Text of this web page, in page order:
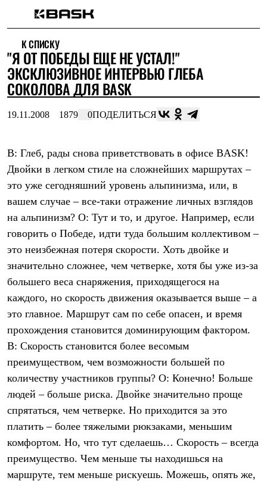
Интернет-магазин
Мужская одежда
Утепленная пухом
Куртки
Брюки
Комбинезоны
Штормовая одежда
Куртки
Софтшелл одежда
Куртки
Брюки
Куртки
Брюки
Термобелье
Теплое термобелье
Легкое термобелье
Лёгкая одежда
Футболки
Рубашки
Толстовки
Брюки
Женская одежда
Утепленная пухом
Куртки
Брюки
Жилеты
Утепленная синтетикой
Брюки
Штормовая одежда
К СПИСКУ
"Я ОТ ПОБЕДЫ ЕЩЕ НЕ УСТАЛ!"
ЭКСКЛЮЗИВНОЕ ИНТЕРВЬЮ ГЛЕБА
СОКОЛОВА ДЛЯ BASK
19.11.2008 1879 0ПОДЕЛИТЬСЯ
В: Глеб, рады снова приветствовать в офисе BASK!
Двойки в легком стиле на сложнейших маршрутах –
это уже сегодняшний уровень альпинизма, или, в
вашем случае – все-таки отражение личных взглядов
на альпинизм? О: Тут и то, и другое. Например, если
говорить о Победе, идти туда большим коллективом –
это неизбежная потеря скорости. Хоть двойке и
значительно сложнее, чем четверке, хотя бы уже из-за
большего веса снаряжения, приходящегося на
каждого, но скорость движения оказывается выше – а
это главное. Маршрут сам по себе опасен, и время
прохождения становится доминирующим фактором.
В: Скорость становится более весомым
преимуществом, чем возможности большей по
количеству участников группы? О: Конечно! Больше
людей – больше риска. Двойке значительно проще
спрятаться, чем четверке. Но приходится за это
платить – более тяжелыми рюкзаками, меньшим
комфортом. Но, что тут сделаешь… Скорость – всегда
преимущество. Чем меньше ты находишься на
маршруте, тем меньше рискуешь. Можешь, опять же,